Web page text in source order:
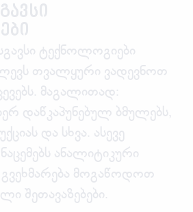
ტექნოლოგიები
თვალყური ვადევნოთ
მაგალითად:
დაწკაპუნებულ ბმულებს,
და სხვა. ასევე
ანალიტიკური
გვეხმარება მოგაწოდოთ
შეთავაზებები.